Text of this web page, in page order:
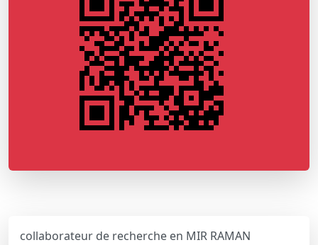
collaborateur de recherche en MIR RAMAN